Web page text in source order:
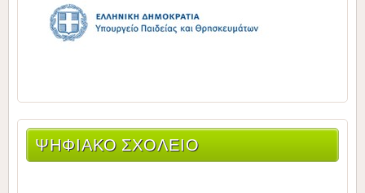
ΨΗΦΙΑΚΟ ΣΧΟΛΕΙΟ